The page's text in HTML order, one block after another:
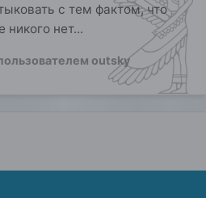
с тем фактом, что
нет...
outsky